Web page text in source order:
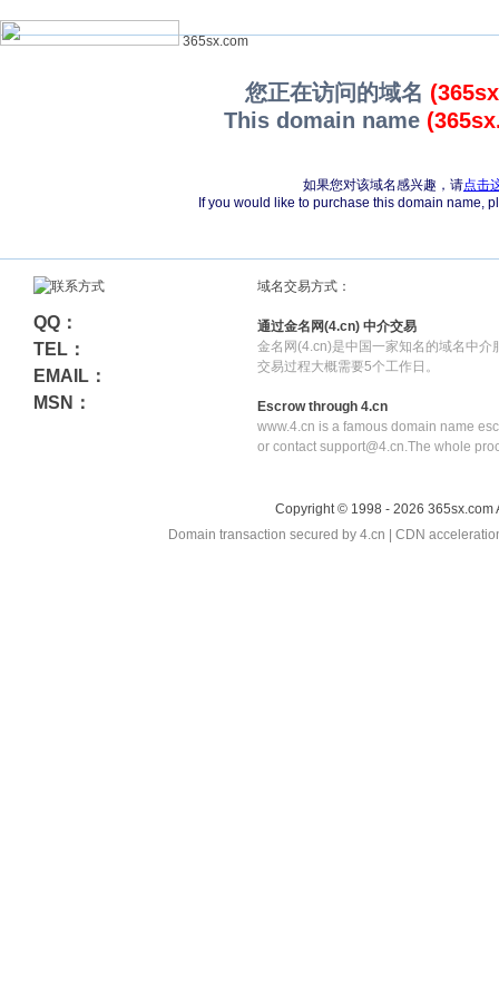
365sx.com
您正在访问的域名
This domain name
如果您对该域名感兴趣，请点击
If you would like to purchase this domain name,
QQ：
TEL：
EMAIL：
MSN：
域名交易方式：
通过金名网(4.cn) 中介交易
金名网(4.cn)是中国一家知名的域名中介
交易过程大概需要5个工作日。
Escrow through 4.cn
www.4.cn is a famous domain name
or contact support@4.cn.The whole
Copyright © 1998 - 2026 365sx.com
Domain transaction secured by 4.cn | CDN